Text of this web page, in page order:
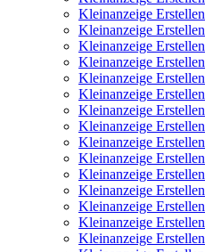
Kleinanzeige Erstellen
Kleinanzeige Erstellen
Kleinanzeige Erstellen
Kleinanzeige Erstellen
Kleinanzeige Erstellen
Kleinanzeige Erstellen
Kleinanzeige Erstellen
Kleinanzeige Erstellen
Kleinanzeige Erstellen
Kleinanzeige Erstellen
Kleinanzeige Erstellen
Kleinanzeige Erstellen
Kleinanzeige Erstellen
Kleinanzeige Erstellen
Kleinanzeige Erstellen